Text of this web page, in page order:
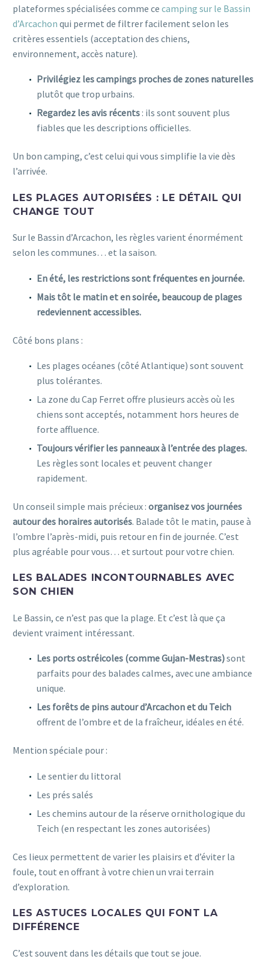
plateformes spécialisées comme ce camping sur le Bassin
d’Arcachon qui permet de filtrer facilement selon les
critères essentiels (acceptation des chiens,
environnement, accès nature).
Privilégiez les campings proches de zones naturelles
plutôt que trop urbains.
Regardez les avis récents : ils sont souvent plus
fiables que les descriptions officielles.
Un bon camping, c’est celui qui vous simplifie la vie dès
l’arrivée.
LES PLAGES AUTORISÉES : LE DÉTAIL QUI
CHANGE TOUT
Sur le Bassin d’Arcachon, les règles varient énormément
selon les communes… et la saison.
En été, les restrictions sont fréquentes en journée.
Mais tôt le matin et en soirée, beaucoup de plages
redeviennent accessibles.
Côté bons plans :
Les plages océanes (côté Atlantique) sont souvent
plus tolérantes.
La zone du Cap Ferret offre plusieurs accès où les
chiens sont acceptés, notamment hors heures de
forte affluence.
Toujours vérifier les panneaux à l’entrée des plages.
Les règles sont locales et peuvent changer
rapidement.
Un conseil simple mais précieux : organisez vos journées
autour des horaires autorisés. Balade tôt le matin, pause à
l’ombre l’après-midi, puis retour en fin de journée. C’est
plus agréable pour vous… et surtout pour votre chien.
LES BALADES INCONTOURNABLES AVEC
SON CHIEN
Le Bassin, ce n’est pas que la plage. Et c’est là que ça
devient vraiment intéressant.
Les ports ostréicoles (comme Gujan-Mestras)sont
parfaits pour des balades calmes, avec une ambiance
unique.
Les forêts de pins autour d’Arcachon et du Teich
offrent de l’ombre et de la fraîcheur, idéales en été.
Mention spéciale pour :
Le sentier du littoral
Les prés salés
Les chemins autour de la réserve ornithologique du
Teich (en respectant les zones autorisées)
Ces lieux permettent de varier les plaisirs et d’éviter la
foule, tout en offrant à votre chien un vrai terrain
d’exploration.
LES ASTUCES LOCALES QUI FONT LA
DIFFÉRENCE
C’est souvent dans les détails que tout se joue.